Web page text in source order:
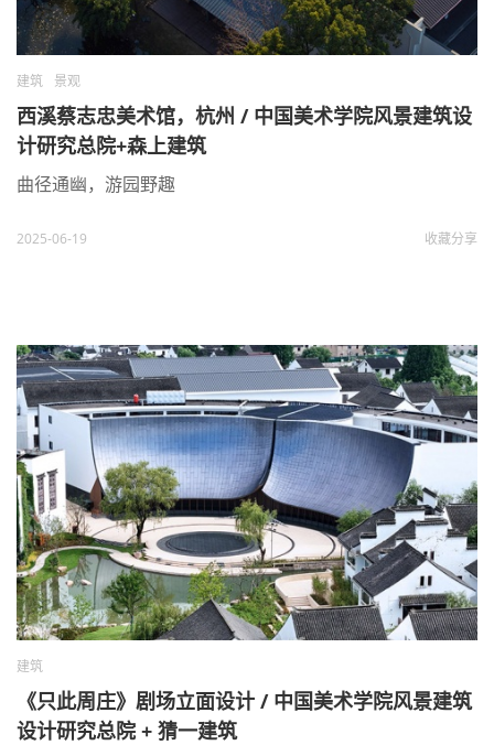
建筑 景观
西溪蔡志忠美术馆，杭州 / 中国美术学院风景建筑设
计研究总院+森上建筑
曲径通幽，游园野趣
2025-06-19 收藏分享
建筑
《只此周庄》剧场立面设计 / 中国美术学院风景建筑
设计研究总院 + 猜一建筑